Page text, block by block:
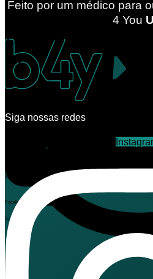
WhatsApp
LinkedIn
Facebook
Threads
X
Feito por um médico para
4 You
Siga nossas redes